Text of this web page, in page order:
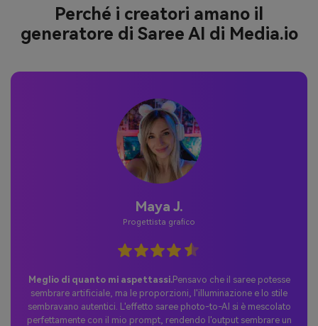
Perché i creatori amano il
generatore di Saree AI di Media.io
Giordania P.
Utente occasionale
Perfetta sorpresa Tiktok.Ho provato il trend del "Saree AI"
utilizzando il prompt "Nano Banana" e ho condiviso il risultato su
TikTok. Le reazioni sono state incredibili: le persone hanno
adorato l'elegante trasformazione del saree e il post è diventato